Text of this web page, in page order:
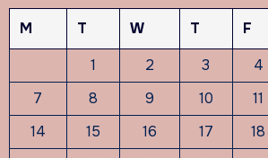
M T W T F
1
2 3 4
7
8 9 10 11
14
15 16 17 18